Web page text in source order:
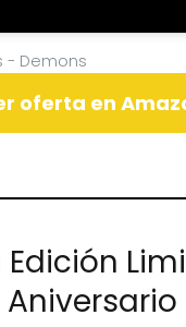
- Demons
oferta en
Aniversario